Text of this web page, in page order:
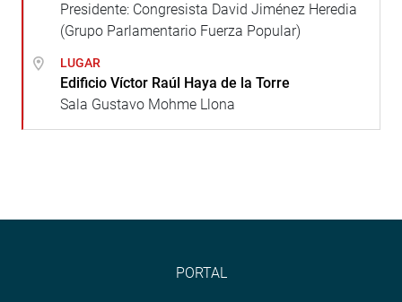
Presidente: Congresista David Jiménez Heredia
(Grupo Parlamentario Fuerza Popular)
LUGAR
Edificio Víctor Raúl Haya de la Torre
Sala Gustavo Mohme Llona
PORTAL